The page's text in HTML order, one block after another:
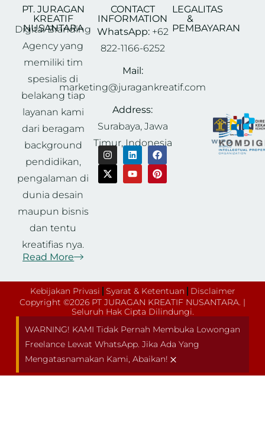
PT. JURAGAN
KREATIF
NUSANTARA
Digital Branding
Agency yang
memiliki tim
spesialis di
belakang tiap
layanan kami
dari beragam
background
pendidikan,
pengalaman di
dunia desain
maupun bisnis
dan tentu
kreatifias nya.
Read More
CONTACT
INFORMATION
WhatsApp:+62
822-1166-6252
Mail:
marketing@juragankreatif.com
Address:
Surabaya, Jawa
Timur, Indonesia
LEGALITAS
&
PEMBAYARAN
Kebijakan Privasi Syarat & Ketentuan
Disclaimer
Copyright ©2026 PT JURAGAN KREATIF NUSANTARA. |
Seluruh Hak Cipta Dilindungi.
WARNING! KAMI Tidak Pernah Membuka Lowongan
Freelance Lewat WhatsApp. Jika Ada Yang
Mengatasnamakan Kami, Abaikan! ×